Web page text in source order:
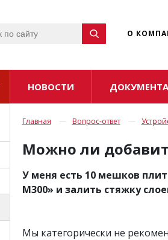
О
☰
НОВОСТИ
Главная Вопрос-ответ
Можно ли
У меня есть 10 мешков
М300» и залить стяжку
Мы категорически не